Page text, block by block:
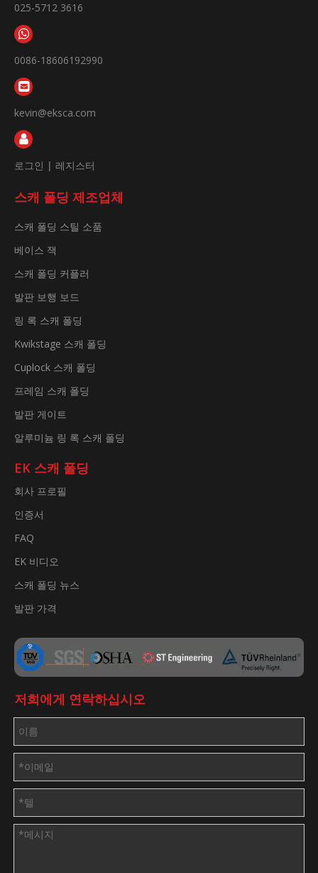
025-5712 3616
0086-18606192990
kevin@eksca.com
로그인 | 레지스터
스캐 폴딩 제조업체
스캐 폴딩 스틸 소품
베이스 잭
스캐 폴딩 커플러
발판 보행 보드
링 록 스캐 폴딩
Kwikstage 스캐 폴딩
Cuplock 스캐 폴딩
프레임 스캐 폴딩
발판 게이트
알루미늄 링 록 스캐 폴딩
EK 스캐 폴딩
회사 프로필
인증서
FAQ
EK 비디오
스캐 폴딩 뉴스
발판 가격
저희에게 연락하십시오